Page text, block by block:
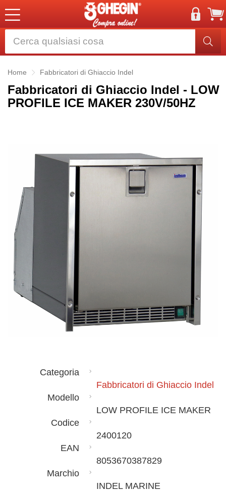
Home Fabbricatori di Ghiaccio Indel
Fabbricatori di Ghiaccio Indel - LOW
PROFILE ICE MAKER 230V/50HZ
Categoria
Fabbricatori di Ghiaccio Indel
Modello
LOW PROFILE ICE MAKER
Codice
2400120
EAN
8053670387829
Marchio
INDEL MARINE